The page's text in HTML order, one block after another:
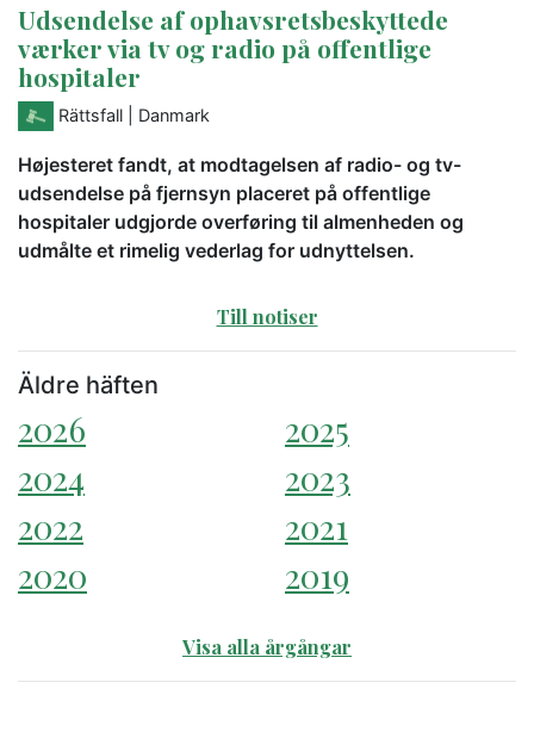
Udsendelse af ophavsretsbeskyttede
værker via tv og radio på offentlige
hospitaler
Rättsfall | Danmark
Højesteret fandt, at modtagelsen af radio- og tv-
udsendelse på fjernsyn placeret på offentlige
hospitaler udgjorde overføring til almenheden og
udmålte et rimelig vederlag for udnyttelsen.
Till notiser
Äldre häften
2026
2025
2024
2023
2022
2021
2020
2019
Visa alla årgångar